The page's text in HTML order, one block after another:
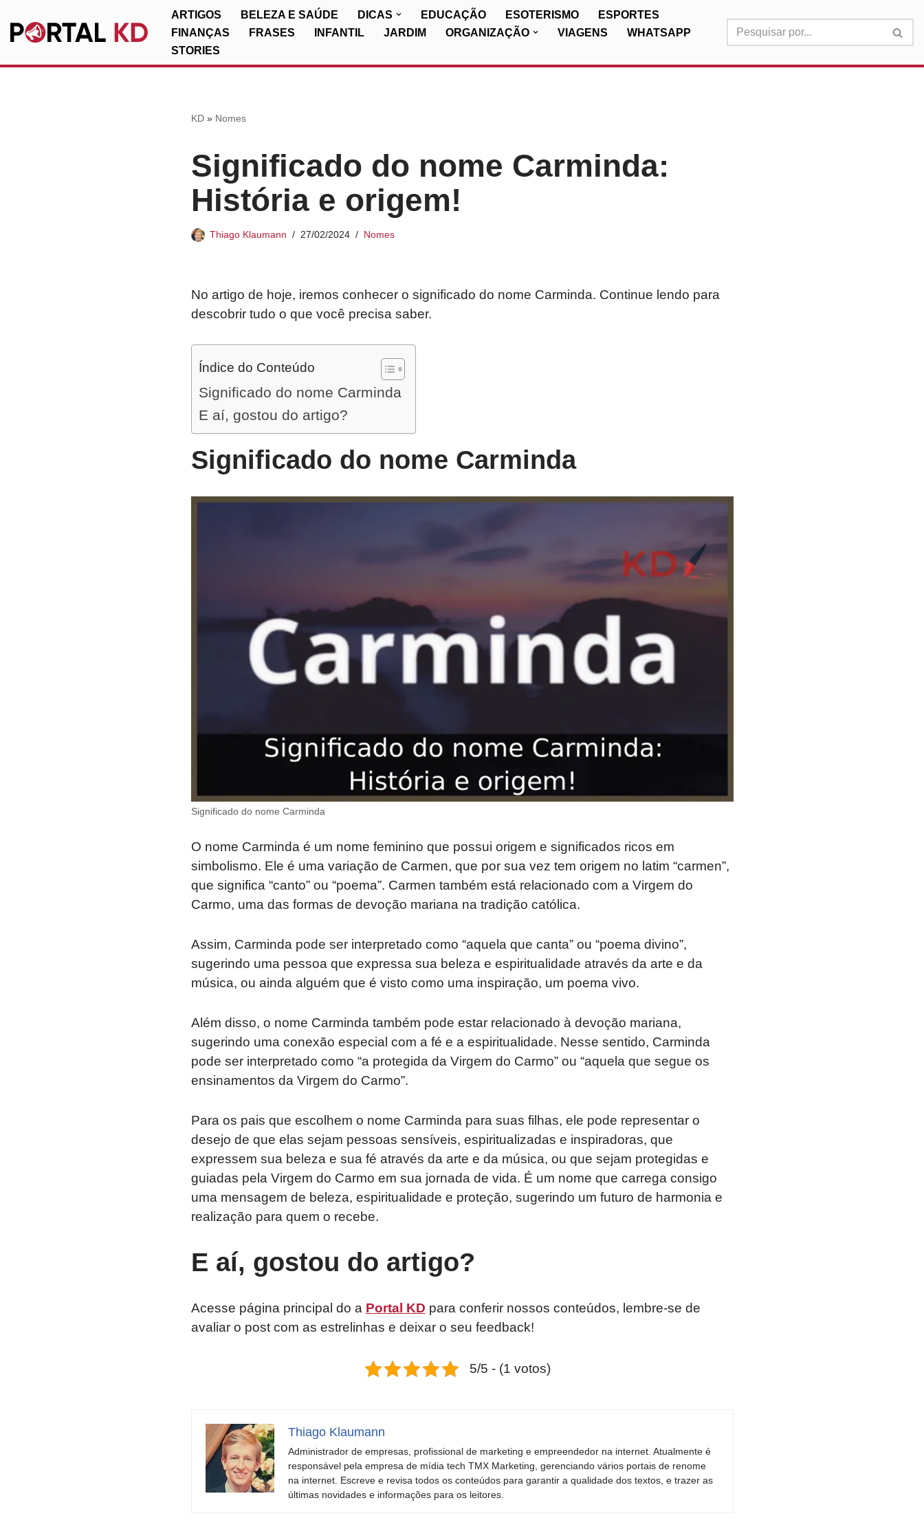
Pular
ARTIGOS BELEZA E SAÚDE DICAS EDUCAÇÃO ESOTERISMO
ESPORTES
FINANÇAS
FRASES INFANTIL JARDIM ORGANIZAÇÃO VIAGENS
WHATSAPP
STORIES
KD» Nomes
Significado do nome Carminda:
História e origem!
Thiago Klaumann 27/02/2024 Nomes
No artigo de hoje, iremos conhecer o significado do nome Carminda. Continue lendo para
descobrir tudo o que você precisa saber.
Índice do Conteúdo
Significado do nome Carminda
E aí, gostou do artigo?
Significado do nome Carminda
Significado do nome Carminda
O nome Carminda é um nome feminino que possui origem e significados ricos em
simbolismo. Ele é uma variação de Carmen, que por sua vez tem origem no latim “carmen”,
que significa “canto” ou “poema”. Carmen também está relacionado com a Virgem do
Carmo, uma das formas de devoção mariana na tradição católica.
Assim, Carminda pode ser interpretado como “aquela que canta” ou “poema divino”,
sugerindo uma pessoa que expressa sua beleza e espiritualidade através da arte e da
música, ou ainda alguém que é visto como uma inspiração, um poema vivo.
Além disso, o nome Carminda também pode estar relacionado à devoção mariana,
sugerindo uma conexão especial com a fé e a espiritualidade. Nesse sentido, Carminda
pode ser interpretado como “a protegida da Virgem do Carmo” ou “aquela que segue os
ensinamentos da Virgem do Carmo”.
Para os pais que escolhem o nome Carminda para suas filhas, ele pode representar o
desejo de que elas sejam pessoas sensíveis, espiritualizadas e inspiradoras, que
expressem sua beleza e sua fé através da arte e da música, ou que sejam protegidas e
guiadas pela Virgem do Carmo em sua jornada de vida. É um nome que carrega consigo
uma mensagem de beleza, espiritualidade e proteção, sugerindo um futuro de harmonia e
realização para quem o recebe.
E aí, gostou do artigo?
Acesse página principal do a Portal KD para conferir nossos conteúdos, lembre-se de
avaliar o post com as estrelinhas e deixar o seu feedback!
5/5 - (1 votos)
Thiago Klaumann
Administrador de empresas, profissional de marketing e empreendedor na internet. Atualmente é
responsável pela empresa de mídia tech TMX Marketing, gerenciando vários portais de renome
na internet. Escreve e revisa todos os conteúdos para garantir a qualidade dos textos, e trazer as
últimas novidades e informações para os leitores.